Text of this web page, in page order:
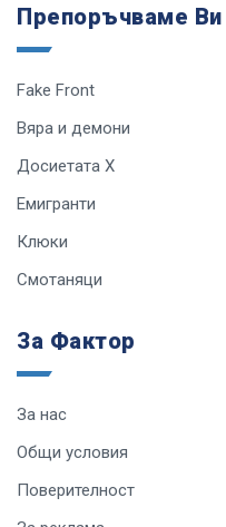
Препоръчваме Ви
Fake Front
Вяра и демони
Досиетата Х
Емигранти
Клюки
Смотаняци
За Фактор
За нас
Общи условия
Поверителност